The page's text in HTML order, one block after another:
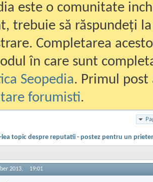
este o comunitate
trebuie să răspundeți
Completarea
în care sunt
Seopedia. Primul
forumisti.
lea topic despre reputatii - postez pentru un
2013, 19:01